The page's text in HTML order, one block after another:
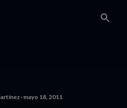
mayo 18, 2011